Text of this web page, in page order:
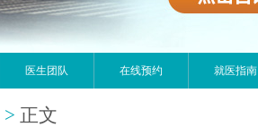
医生团队 在线预约 就医指南
> 正文